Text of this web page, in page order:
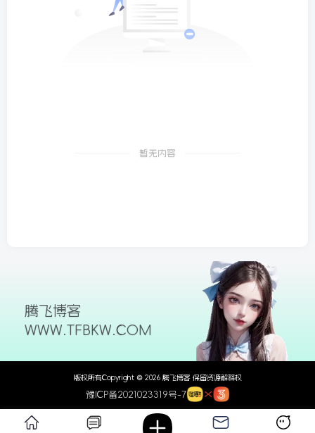
暂无内容
腾飞博客
WWW.TFBKW.COM
版权所有Copyright © 2026 腾飞博客 保留资源解释权
豫ICP备2021023319号-7